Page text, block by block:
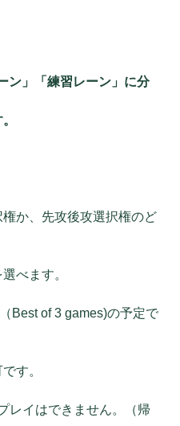
ン」「練習レーン」に分
か、先攻後攻選択権のど
べます。
Best of 3 games)の予定で
す。
レイはできません。（帰